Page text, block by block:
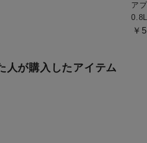
ア
￥
人が購入したアイテム